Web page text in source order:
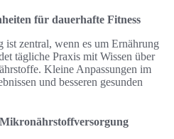
für dauerhafte Fitness
ist zentral, wenn es um Ernährung
tägliche Praxis mit Wissen über
Kleine Anpassungen im
und besseren gesunden